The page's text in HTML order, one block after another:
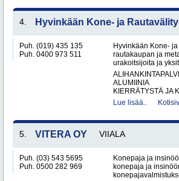
4. Hyvinkään Kone- ja
Puh. (019) 435 135
Puh. 0400 973 511
Hyvinkään Kone-
rautakaupan ja
urakoitsijoita ja
ALUMIINIA
KIERRÄTYSTÄ JA
Lue lisää..
5. VITERA OY VIIALA
Puh. (03) 543 5695
Puh. 0500 282 969
Konepaja ja
konepaja ja